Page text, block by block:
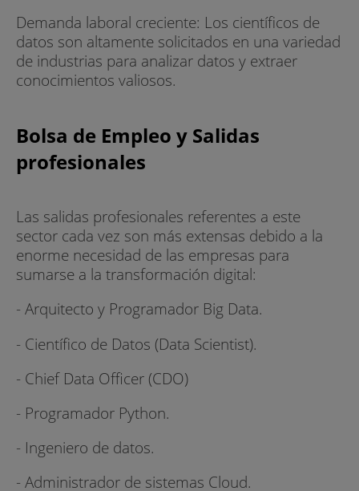
Demanda laboral creciente: Los científicos de
datos son altamente solicitados en una variedad
de industrias para analizar datos y extraer
conocimientos valiosos.
Bolsa de Empleo y Salidas
profesionales
Las salidas profesionales referentes a este
sector cada vez son más extensas debido a la
enorme necesidad de las empresas para
sumarse a la transformación digital:
- Arquitecto y Programador Big Data.
- Científico de Datos (Data Scientist).
- Chief Data Officer (CDO)
- Programador Python.
- Ingeniero de datos.
- Administrador de sistemas Cloud.